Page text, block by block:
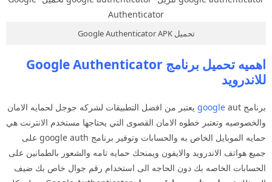
تحميل Google Authenticator APK
اهميه تحميل برنامج Google Authenticator
للاندرويد
برنامج google aut يعتبر من افضل التطبيقات لشركه جوجل لحمايه الامان
والخصوصيه وتعتبر خطوه الامان القصوى التي يحتاجها مستخدم الانترنت هي
حمايه الموبايل الخاص به والحسابات وتوفير برنامج google auth على
جميع هواتف الاندرويد والايفون ويمنحك حمايه تامه والشعور بالطمانين على
الحسابات الخاصه بك دون الحاجه الى استخدام رقم جوال خاص بك ضيف